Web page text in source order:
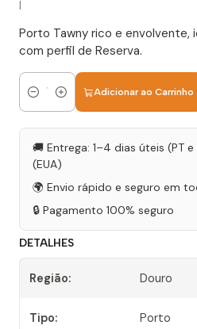
Porto Tawny rico e envolvente,
com perfil de Reserva.
Quantidade
Adicionar ao Carrinho
🚚 Entrega: 1–4 dias úteis (PT
(EUA)
🌍 Envio rápido e seguro em
🔒 Pagamento 100% seguro
DETALHES
Região: Douro
Tipo: Porto